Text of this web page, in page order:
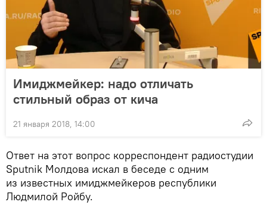
Имиджмейкер: надо отличать
стильный образ от кича
21 января 2018, 14:00
Ответ на этот вопрос корреспондент радиостудии
Sputnik Молдова искал в беседе с одним
из известных имиджмейкеров республики
Людмилой Ройбу.